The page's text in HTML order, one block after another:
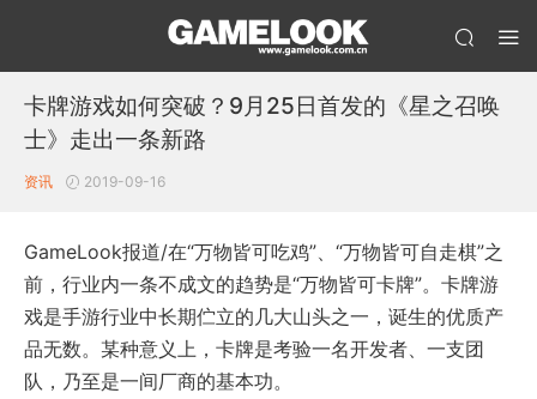
卡牌游戏如何突破？9月25日首发的《星之召唤
士》走出一条新路
资讯 2019-09-16
GameLook报道/在“万物皆可吃鸡”、“万物皆可自走棋”之
前，行业内一条不成文的趋势是“万物皆可卡牌”。卡牌游
戏是手游行业中长期伫立的几大山头之一，诞生的优质产
品无数。某种意义上，卡牌是考验一名开发者、一支团
队，乃至是一间厂商的基本功。